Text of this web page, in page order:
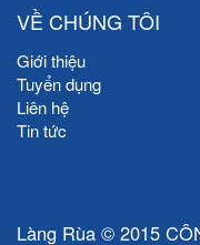
VỀ CHÚNG TÔI
Giới thiệu
Tuyển dụng
Liên hệ
Tin tức
Làng Rùa © 2015